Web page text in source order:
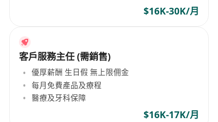
$16K-30K/月
客戶服務主任 (需銷售)
優厚薪酬 生日假 無上限佣金
每月免費產品及療程
醫療及牙科保障
$16K-17K/月